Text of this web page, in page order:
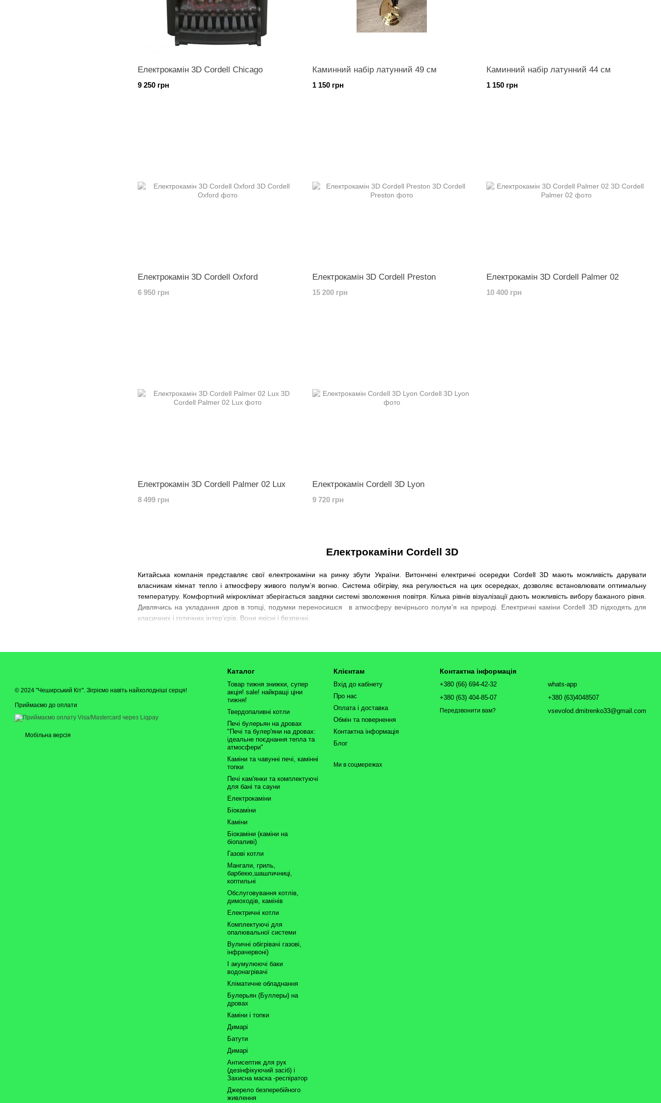
Електрокаміни Cordell 3D
Китайська компанія представляє свої електрокаміни на ринку збути України. Витончені електричні осередки Cordell3Dмають можливість дарувати
власникам кімнат тепло і атмосферу живого полум’я вогню. Система обігріву, яка регулюється на цих осередках, дозволяє встановлювати оптимальну
температуру. Комфортний мікроклімат зберігається завдяки системі зволоження повітря. Кілька рівнів візуалізації дають можливість вибору бажаного рівня.
Дивлячись на укладання дров в топці, подумки переносишся в атмосферу вечірнього полум’я на природі. Електричні каміниCordell 3Dпідходять для
класичних і готичних інтер’єрів. Вони якісні і безпечні.
Електрокамін 3D Cordell Chicago
9 250 грн
Каминний набір латунний 49 см
1 150 грн
Каминний набір латунний 44 см
1 150 грн
Електрокамін 3D Cordell Oxford
6 950 грн
Електрокамін 3D Cordell Preston
15 200 грн
Електрокамін 3D Cordell Palmer 02
10 400 грн
Електрокамін 3D Cordell Palmer 02 Lux
8 499 грн
Електрокамін Cordell 3D Lyon
9 720 грн
© 2024 "Чеширський Кіт". Зігріємо навіть найхолодніші серця!
Приймаємо до оплати
Мобільна версія
Каталог
Товар тижня знижки, супер
акція! sale! найкращі ціни
тижня!
Твердопаливні котли
Печі булерьян на дровах
"Печі та булер'яни на дровах:
ідеальне поєднання тепла та
атмосфери"
Каміни та чавунні печі, камінні
топки
Печі кам'янки та комплектуючі
для бані та сауни
Електрокаміни
Біокаміни
Каміни
Біокаміни (каміни на
біопаливі)
Газові котли
Мангали, гриль,
барбекю,шашличниці,
коптильні
Обслуговування котлів,
димоходів, камінів
Електричні котли
Комплектуючі для
опалювальної системи
Вуличні обігрівачі газові,
інфрачервоні)
І акумулюючі баки
водонагрівачі
Кліматичне обладнання
Булерьян (Буллеры) на
дровах
Каміни і топки
Димарі
Батути
Димарі
Антисептик для рук
(дезінфікуючий засіб) і
Захисна маска -респіратор
Джерело безперебійного
живлення
Клієнтам
Вхід до кабінету
Про нас
Оплата і доставка
Обмін та повернення
Контактна інформація
Блог
Ми в соцмережах
Контактна інформація
+380 (66) 694-42-32
+380 (63) 404-85-07
Передзвонити вам?
whats-app
+380 (63)4048507
vsevolod.dmitrenko33@gmail.com